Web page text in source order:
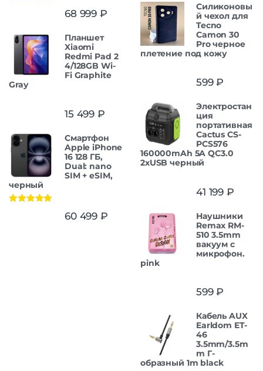
68 999 ₽
Планшет
Xiaomi
Redmi Pad 2
4/128GB Wi-
Fi Graphite
Gray
15 499 ₽
Смартфон
Apple iPhone
16 128 ГБ,
Dual: nano
SIM + eSIM,
черный
60 499 ₽
Силиконовы
й чехол для
Tecno
Camon 30
Pro черное
плетение под кожу
599₽
Электростан
ция
портативная
Cactus CS-
PCS576
160000mAh 5A QC3.0
2xUSB черный
41 199 ₽
Наушники
Remax RM-
510 3.5mm
вакуум с
микрофон.
pink
599₽
Кабель AUX
Earldom ET-
46
3.5mm/3.5m
m Г-
образный 1m black